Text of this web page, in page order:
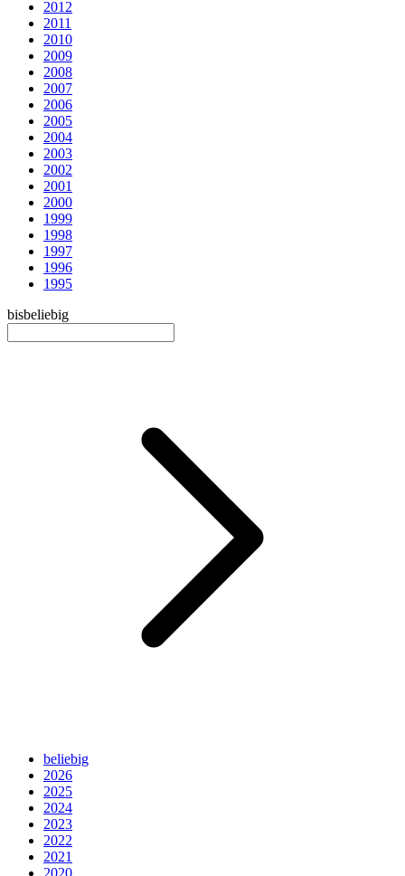
2012
2011
2010
2009
2008
2007
2006
2005
2004
2003
2002
2001
2000
1999
1998
1997
1996
1995
bisbeliebig
beliebig
2026
2025
2024
2023
2022
2021